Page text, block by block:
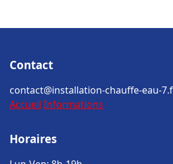
Contact
contact@installation-chauffe-eau-
Accueil Informations
Horaires